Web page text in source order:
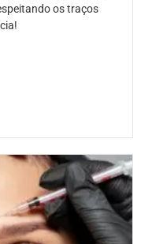
os traços